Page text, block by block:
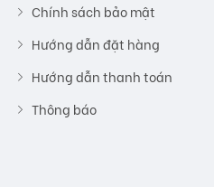
Chính sách bảo mật
Hướng dẫn đặt hàng
Hướng dẫn thanh toán
Thông báo